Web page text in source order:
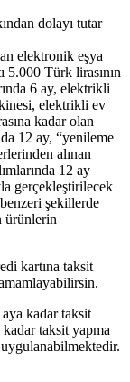
dolayı tutar
elektronik eşya
5.000 Türk lirasının
6 ay, elektrikli
elektrikli ev
kadar olan
12 ay, “yenileme
alınan
12 ay
gerçekleştirilecek
şekillerde
ürünlerin
kartına taksit
kadar taksit
taksit yapma
uygulanabilmektedir.